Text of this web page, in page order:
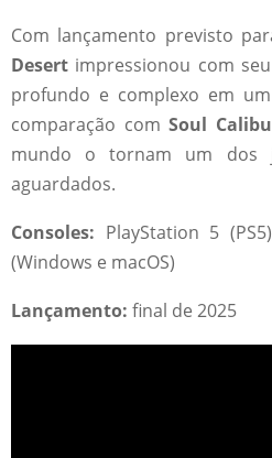
Com lançamento previsto
Desert impressionou com
profundo e complexo em
comparação comSoul
mundo o tornam um dos
aguardados.
Consoles: PlayStation 5
(Windows e macOS)
Lançamento: final de 2025